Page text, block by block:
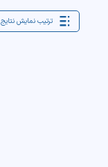
ترتیب نمایش نتایج